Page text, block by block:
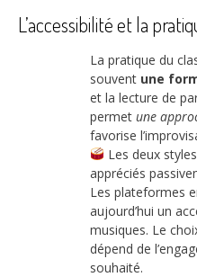
L’accessibilité et la
La pratique du
souvent une
et la lecture de
permet une
favorise
Les deux
appréciés
Les plateformes
aujourd’hui un
musiques. Le
dépend de
souhaité.